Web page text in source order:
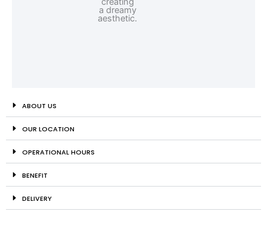
ABOUT US
OUR LOCATION
OPERATIONAL HOURS
BENEFIT
DELIVERY